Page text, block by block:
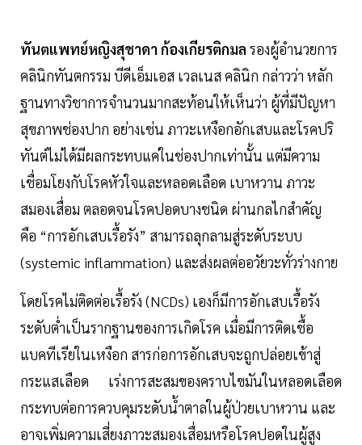
ทันตแพทย์หญิงสุชาดา ก้องเกียรติกมล รองผู้อำนวยการ
คลินิกทันตกรรม บีดีเอ็มเอส เวลเนส คลินิก กล่าวว่า หลัก
ฐานทางวิชาการจำนวนมากสะท้อนให้เห็นว่า ผู้ที่มีปัญหา
สุขภาพช่องปาก อย่างเช่น ภาวะเหงือกอักเสบและโรคปริ
ทันต์ไม่ได้มีผลกระทบแค่ในช่องปากเท่านั้น แต่มีความ
เชื่อมโยงกับโรคหัวใจและหลอดเลือด เบาหวาน ภาวะ
สมองเสื่อม ตลอดจนโรคปอดบางชนิด ผ่านกลไกสำคัญ
คือ “การอักเสบเรื้อรัง” สามารถลุกลามสู่ระดับระบบ
(systemic inflammation) และส่งผลต่ออวัยวะทั่วร่างกาย
โดยโรคไม่ติดต่อเรื้อรัง (NCDs) เองก็มีการอักเสบเรื้อรัง
ระดับต่ำเป็นรากฐานของการเกิดโรค เมื่อมีการติดเชื้อ
แบคทีเรียในเหงือก สารก่อการอักเสบจะถูกปล่อยเข้าสู่
กระแสเลือด เร่งการสะสมของคราบไขมันในหลอดเลือด
กระทบต่อการควบคุมระดับน้ำตาลในผู้ป่วยเบาหวาน และ
อาจเพิ่มความเสี่ยงภาวะสมองเสื่อมหรือโรคปอดในผู้สูง